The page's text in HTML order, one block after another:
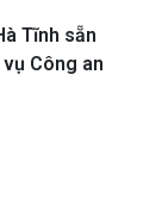
Tĩnh sẵn
Công an